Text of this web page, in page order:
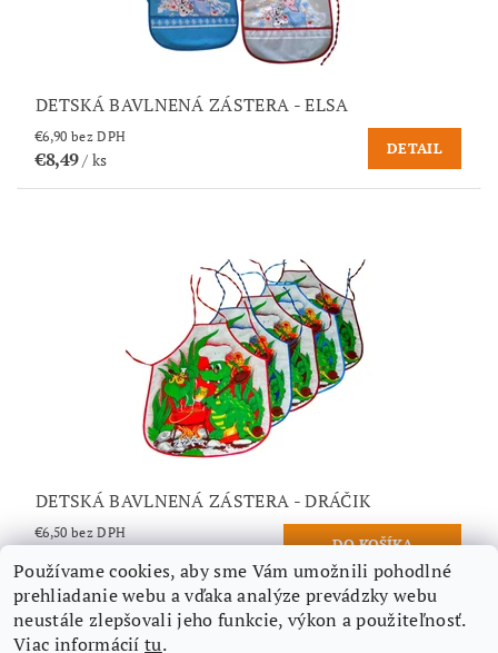
DETSKÁ BAVLNENÁ ZÁSTERA - ELSA
€6,90 bez DPH
€8,49/ ks
DETAIL
DETSKÁ BAVLNENÁ ZÁSTERA - DRÁČIK
€6,50 bez DPH
Používame cookies, aby sme Vám umožnili pohodlné
prehliadanie webu a vďaka analýze prevádzky webu
neustále zlepšovali jeho funkcie, výkon a použiteľnosť.
Viac informáciítu.